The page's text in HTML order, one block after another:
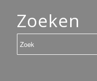
Zoeken